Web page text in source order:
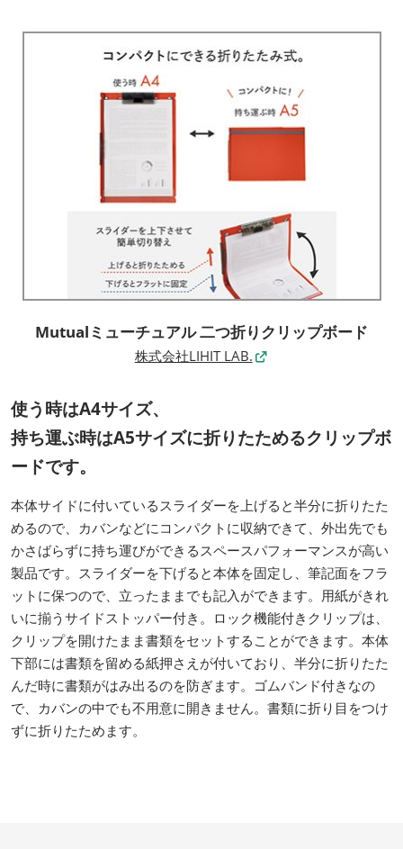
Mutualミューチュアル 二つ折りクリップボード
株式会社LIHIT LAB.
使う時はA4サイズ、
持ち運ぶ時はA5サイズに折りたためるクリップボ
ードです。
本体サイドに付いているスライダーを上げると半分に折りたた
めるので、カバンなどにコンパクトに収納できて、外出先でも
かさばらずに持ち運びができるスペースパフォーマンスが高い
製品です。スライダーを下げると本体を固定し、筆記面をフラ
ットに保つので、立ったままでも記入ができます。用紙がきれ
いに揃うサイドストッパー付き。ロック機能付きクリップは、
クリップを開けたまま書類をセットすることができます。本体
下部には書類を留める紙押さえが付いており、半分に折りたた
んだ時に書類がはみ出るのを防ぎます。ゴムバンド付きなの
で、カバンの中でも不用意に開きません。書類に折り目をつけ
ずに折りたためます。